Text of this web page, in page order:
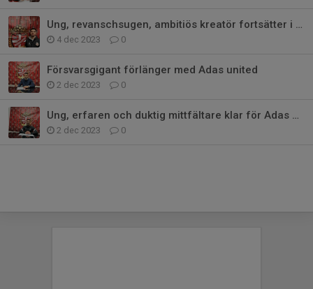
Ung, revanschsugen, ambitiös kreatör fortsätter i Adas United.
4 dec 2023 0
Försvarsgigant förlänger med Adas united
2 dec 2023 0
Ung, erfaren och duktig mittfältare klar för Adas United IF
2 dec 2023 0